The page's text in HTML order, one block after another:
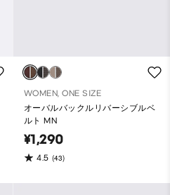
WOMEN, ONE SIZE
オーバルバックルリバーシブルベ
ルト MN
¥1,290
4.5 (43)